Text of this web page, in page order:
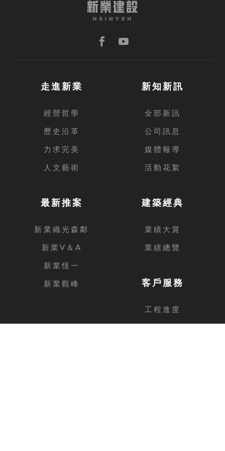
走進新業
經營哲學
歷史沿革
力求完美
人文藝術
新知新訊
全部新訊
公司訊息
媒體報導
活動花絮
最新推案
新業織光森鄰
新業V＆A
新業恆一
新業觀峰
建築經典
業績大賞
業績總覽
客戶服務
工程進度